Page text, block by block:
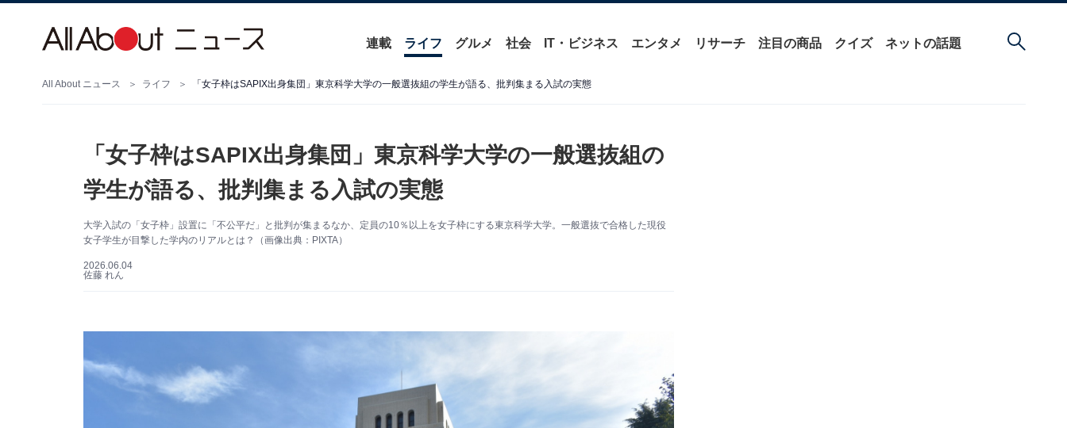
連載 ライフ グルメ 社会 IT・ビジネス エンタメ リサーチ 注目の商品 クイズ ネットの話題
All About ニュース ライフ 「女子枠はSAPIX出身集団」東京科学大学の一般選抜組の学生が語る、批判集まる入試の実態
「女子枠はSAPIX出身集団」東京科学大学の一般選抜組の
学生が語る、批判集まる入試の実態
大学入試の「女子枠」設置に「不公平だ」と批判が集まるなか、定員の10％以上を女子枠にする東京科学大学。一般選抜で合格した現役
女子学生が目撃した学内のリアルとは？（画像出典：PIXTA）
2026.06.04
佐藤 れん